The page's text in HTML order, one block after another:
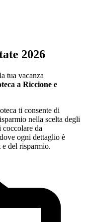
2026
tua vacanza
a Riccione e
ti consente di
nella scelta degli
da
ogni dettaglio è
del risparmio.